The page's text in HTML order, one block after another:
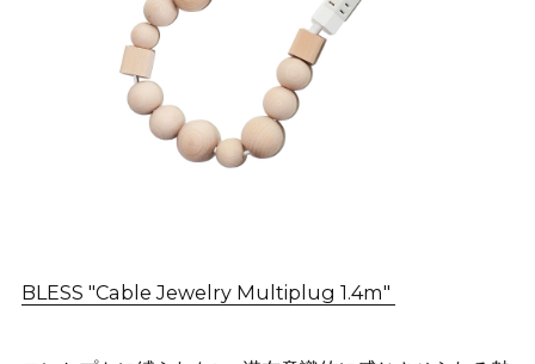
BLESS "Cable Jewelry Multiplug 1.4m"